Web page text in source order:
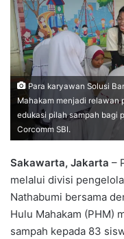
Para karyawan Solusi
Mahakam menjadi relawan
edukasi pilah sampah bagi
Corcomm SBI.
Sakawarta, Jakarta –
melalui divisi
Nathabumi bersama
Hulu Mahakam (PHM)
sampah kepada 83